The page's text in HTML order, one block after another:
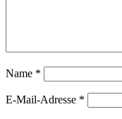
Name *
E-Mail-Adresse *